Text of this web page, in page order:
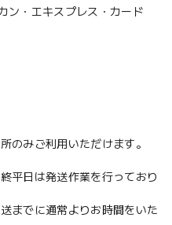
・エキスプレス・カード
のみご利用いただけます。
平日は発送作業を行っており
までに通常よりお時間をいた